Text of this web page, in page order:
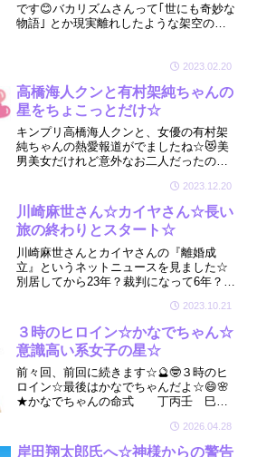
です😊バカリズムさんって｢世にも奇妙な
物語｣ とか現実離れしたような架空のお
ているのか気になりました😊
2023.02.20
高橋海人クンと有村架純ちゃんの
星をちょこっとだけ☆
キンプリ高橋海人クンと、女優の有村架
純ちゃんの熱愛報道がでましたね☆😻美
男美女だけれど意外なお二人だったので
こっとだけ拝見させていただきました☆
🔮
2023.12.20
川崎麻世さん☆カイヤさん☆長い
旅の終わりとスタート☆
川崎麻世さんとカイヤさんの『離婚成
立』というネットニュースを見ました☆
別居してから23年？裁判になって6年？ど
二人の星が気になり拝見させていただき
ました☆🔮
2023.10.21
３時のヒロイン☆かなでちゃん☆
意識高い系女子の星☆
前々回、前回に続きます☆🔮🤓３時のヒ
ロイン☆最後はかなでちゃんだよ☆😄🌸
★かなでちゃんの命式 丁丙壬 巳午
目ソフトなイメージですが中身はめーっ
ちゃ意識高い系女子☆🌹👩✨夢やロマン
2026.04.28
岸田翔太郎氏へ☆神様からの警告